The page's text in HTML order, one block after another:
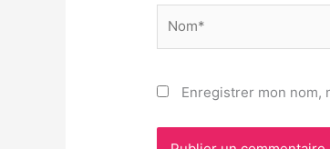
Enregistrer mon nom,